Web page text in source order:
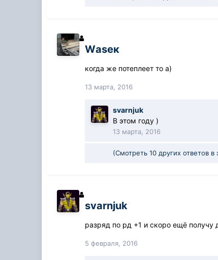
Wаsек
когда же потеплеет то а)
13 марта, 2016
svarnjuk
В этом году )
13 марта, 2016
(Смотреть 10 других ответов
svarnjuk
разряд по рд +1 и скоро ещё получу
5 февраля, 2016